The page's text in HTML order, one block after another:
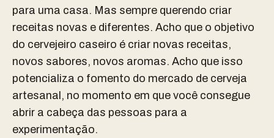
para uma casa. Mas sempre querendo criar
receitas novas e diferentes. Acho que o objetivo
do cervejeiro caseiro é criar novas receitas,
novos sabores, novos aromas. Acho que isso
potencializa o fomento do mercado de cerveja
artesanal, no momento em que você consegue
abrir a cabeça das pessoas para a
experimentação.